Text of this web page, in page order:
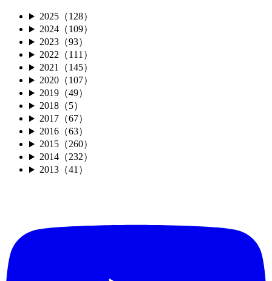
2025（128）
2024（109）
2023（93）
2022（111）
2021（145）
2020（107）
2019（49）
2018（5）
2017（67）
2016（63）
2015（260）
2014（232）
2013（41）